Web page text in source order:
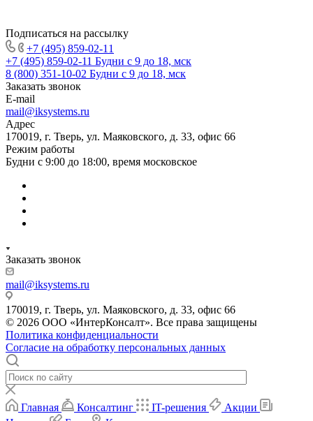
Подписаться на рассылку
+7 (495) 859-02-11
+7 (495) 859-02-11 Будни с 9 до 18, мск
8 (800) 351-10-02 Будни с 9 до 18, мск
Заказать звонок
E-mail
mail@iksystems.ru
Адрес
170019, г. Тверь, ул. Маяковского, д. 33, офис 66
Режим работы
Будни с 9:00 до 18:00, время московское
Заказать звонок
mail@iksystems.ru
170019, г. Тверь, ул. Маяковского, д. 33, офис 66
© 2026 ООО «ИнтерКонсалт». Все права защищены
Политика конфиденциальности
Согласие на обработку персональных данных
Главная Консалтинг IT-решения
Акции